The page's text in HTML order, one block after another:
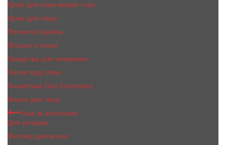
Крем для кожи вокруг глаз
Крем для лица
Пилинги,Скрабы
Лосьон и тоник
Средства для умывания
Патчи под глаза
Косметика Dari Cosmetics
Маски для лица
Уход за волосами
Для укладки
Филлер для волос